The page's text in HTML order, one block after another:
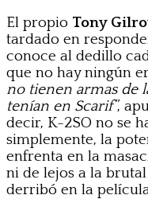
El propio Tony
tardado en
conoce al dedillo
que no hay ningún
no tienen armas de
tenían en Scarif”,
decir, K-2SO no se
simplemente, la
enfrenta en la
ni de lejos a la
derribó en la